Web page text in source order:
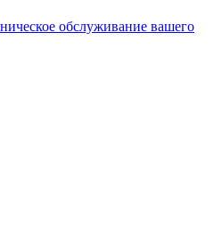
обслуживание вашего